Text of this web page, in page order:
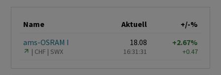
Name Aktuell
+/-%
ams-OSRAM I
CHF SWX
18.08
16:31:31
+2.67%
+0.47